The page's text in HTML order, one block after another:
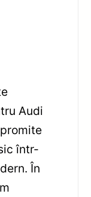
Audi
într-
În